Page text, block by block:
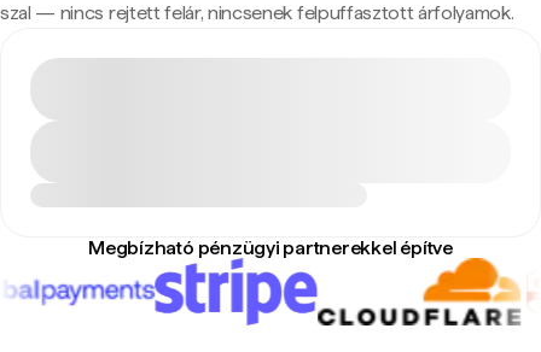
szal — nincs rejtett felár, nincsenek felpuffasztott árfolyamok.
Megbízható pénzügyi partnerekkel építve